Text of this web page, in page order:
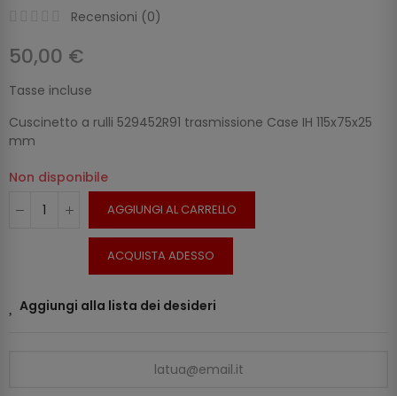
Recensioni (0)
50,00 €
Tasse incluse
Cuscinetto a rulli 529452R91 trasmissione Case IH 115x75x25
mm
Non disponibile
AGGIUNGI AL CARRELLO
ACQUISTA ADESSO
Aggiungi alla lista dei desideri